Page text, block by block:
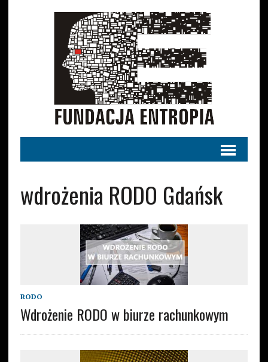
wdrożenia RODO Gdańsk
RODO
Wdrożenie RODO w biurze rachunkowym